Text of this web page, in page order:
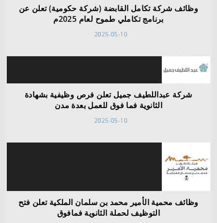
وظائف شركة تكامل القابضة (شركة حكومية) تعلن عن
برنامج تكاملي طموح لعام 2025م
2025-05-10
شركة عبداللطيف جميل تعلن فرص وظيفية بشهادة
الثانوية فما فوق للعمل بعدة مدن
2025-05-10
وظائف محمية الأمير محمد بن سلمان الملكية تعلن فتح
التوظيف لحملة الثانوية فمافوق